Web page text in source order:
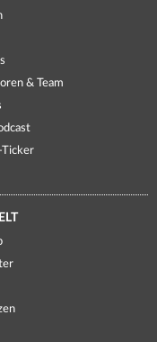
& Team
Ticker